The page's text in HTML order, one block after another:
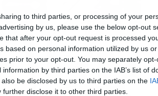
to third parties, or processing of your
by us, please use the below opt-out
that after your opt-out request is processed
based on personal information utilized by us
prior to your opt-out. You may separately
by third parties on the IAB’s list of
be disclosed by us to third parties on the
further disclose it to other third parties.